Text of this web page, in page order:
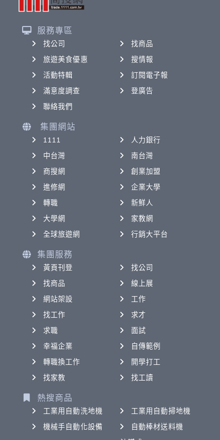
服務專區
找公司
找商品
旅遊美食優惠
搜情報
活動特輯
訂閱電子報
滿意度調查
登廣告
聯絡我們
集團網站
1111
人力銀行
中台灣
南台灣
商搜網
創業加盟
進修網
企業大學
轉職
新鮮人
大學網
家教網
全球旅遊網
行銷大平台
集團服務
黃頁刊登
找公司
找商品
線上展
網站架設
工作
找工作
求才
求職
面試
幸福企業
自傳範例
轉職換工作
開學打工
找家教
找工讀
熱搜商品
工業用自動洗地機
工業用自動掃地機
機械手自動化設備
自動棒材送料機